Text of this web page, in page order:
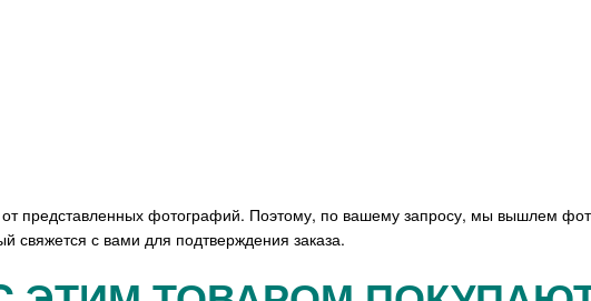
представленных фотографий. Поэтому, по вашему запросу, мы вышлем
с вами для подтверждения заказа.